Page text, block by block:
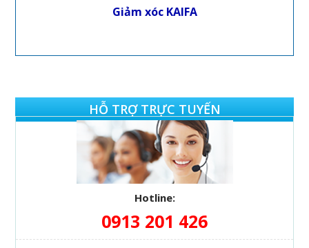
Giảm xóc KAIFA
HỖ TRỢ TRỰC TUYẾN
Hotline:
0913 201 426